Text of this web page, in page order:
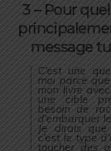
3 – Pour
message
C’est une
moi parce
mon livre
une cible
besoin de
d’embarquer
Je dirais
c’est le type
toucher des